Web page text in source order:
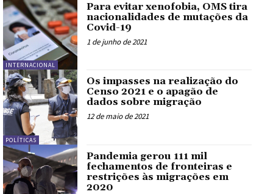
INTERNACIONAL
Para evitar xenofobia, OMS tira
nacionalidades de mutações da
Covid-19
1 de junho de 2021
POLÍTICAS
Os impasses na realização do
Censo 2021 e o apagão de
dados sobre migração
12 de maio de 2021
Pandemia gerou 111 mil
fechamentos de fronteiras e
restrições às migrações em
2020